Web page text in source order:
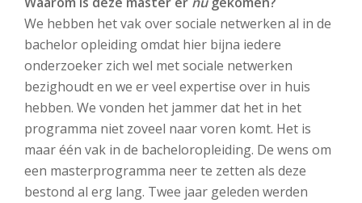
We hebben het vak over sociale netwerken al in de
bachelor opleiding omdat hier bijna iedere
onderzoeker zich wel met sociale netwerken
bezighoudt en we er veel expertise over in huis
hebben. We vonden het jammer dat het in het
programma niet zoveel naar voren komt. Het is
maar één vak in de bacheloropleiding. De wens om
een masterprogramma neer te zetten als deze
bestond al erg lang. Twee jaar geleden werden